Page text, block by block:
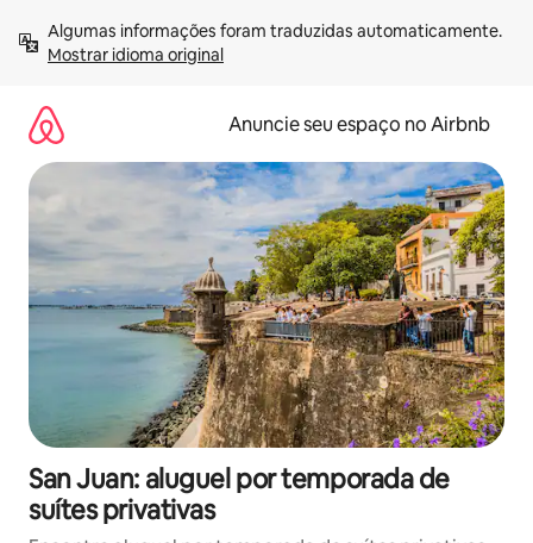
para
Mostrar idioma original
Anuncie seu espaço no Airbnb
San Juan: aluguel por temporada de
suítes privativas